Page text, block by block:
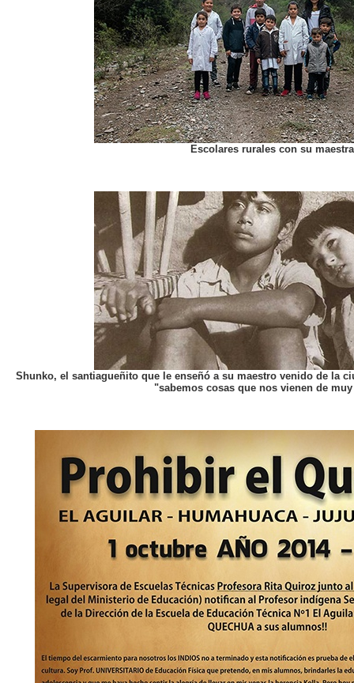
Escolares rurales con su maestra
Shunko, el santiagueñito que le enseñó a su maestro venido de la
"sabemos cosas que nos vienen de